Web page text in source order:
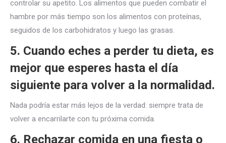
controlar su apetito. Los alimentos que pueden combatir el
hambre por más tiempo son los alimentos con proteínas,
seguidos de los carbohidratos y luego las grasas.
5. Cuando eches a perder tu dieta, es
mejor que esperes hasta el día
siguiente para volver a la normalidad.
Nada podría estar más lejos de la verdad: siempre trata de
volver a encarrilarte con tu próxima comida.
6. Rechazar comida en una fiesta o